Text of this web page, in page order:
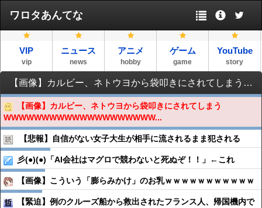
ワロタあんてな
VIP
vip
ニュース
news
アニメ
hobby
ゲーム
game
YouTube
story
【画像】カルビー、ネトウヨから袋叩きにされてしまうWWWWWWWWWWWWWWWWWWWWWWWW
【画像】カルビー、ネトウヨから袋叩きにされてしまう
WWWWWWWWWWWWWWWWWWWW...
【悲報】自信がない女子大生が相手に流されるまま犯される
彡(●)(●)「AI会社はマグロで競わないと死ぬぞ！！」←これ
【画像】こういう「膨らみかけ」のお乳ｗｗｗｗｗｗｗｗｗｗｗ
【緊迫】例のクルーズ船から救出されたフランス人、帰国機内で